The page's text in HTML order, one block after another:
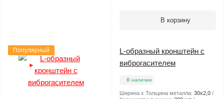
В корзину
Популярный
►
L-образный кронштейн с
виброгасителем
В наличии
Ширина х Толщина металла: 30х2,0